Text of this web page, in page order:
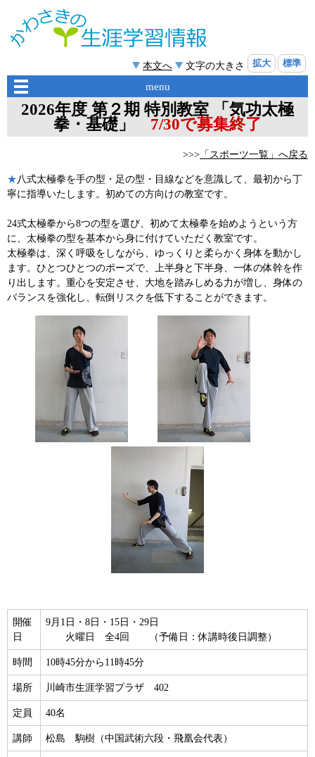
本文へ 文字の大きさ 拡大 標準
menu
2026年度 第２期 特別教室 「気功太極
拳・基礎」 7/30で募集終了
>>> 「スポーツ一覧」へ戻る
★八式太極拳を手の型・足の型・目線などを意識して、最初から丁
寧に指導いたします。初めての方向けの教室です。
24式太極拳から8つの型を選び、初めて太極拳を始めようという方
に、太極拳の型を基本から身に付けていただく教室です。
太極拳は、深く呼吸をしながら、ゆっくりと柔らかく身体を動かし
ます。ひとつひとつのポーズで、上半身と下半身、一体の体幹を作
り出します。重心を安定させ、大地を踏みしめる力が増し、身体の
バランスを強化し、転倒リスクを低下することができます。
開催
日
9月1日・8日・15日・29日
火曜日 全4回 （予備日：休講時後日調整）
時間 10時45分から11時45分
場所 川崎市生涯学習プラザ 402
定員 40名
講師 松島 駒樹（中国武術六段・飛凰会代表）